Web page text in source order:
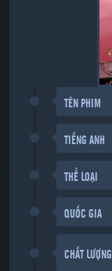
TÊN PHIM
TIẾNG ANH
THỂ LOẠI
QUỐC GIA
CHẤT LƯỢNG